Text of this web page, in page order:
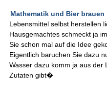
Mathematik und Bier brauen
Lebensmittel selbst herstellen
Hausgemachtes schmeckt ja
Sie schon mal auf die Idee
Eigentlich baruchen Sie dazu
Wasser dazu komm ja aus der
Zutaten gibt�